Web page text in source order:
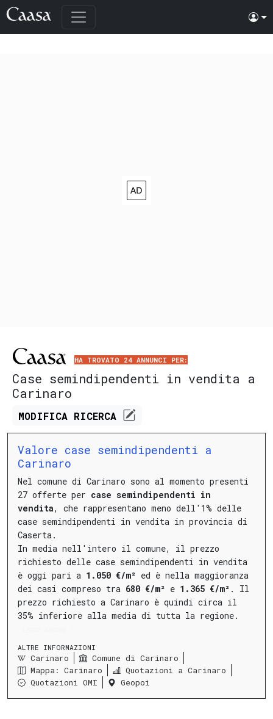
HA TROVATO 24 ANNUNCI PER:
Case semindipendenti in vendita a
Carinaro
MODIFICA RICERCA
Valore case semindipendenti a
Carinaro
Nel comune di Carinaro sono al momento presenti
27 offerte per case semindipendenti in
vendita, che rappresentano meno dell'1% delle
case semindipendenti in vendita in provincia di
Caserta.
In media nell'intero il comune, il prezzo
richiesto delle case semindipendenti in vendita
è oggi pari a 1.050 €/m² ed è nella maggioranza
dei casi compreso tra 680 €/m² e 1.365 €/m² . Il
prezzo richiesto a Carinaro è quindi circa il
35% inferiore alla media di tutta la regione.
ALTRE INFORMAZIONI
Carinaro
Comune di Carinaro
Mappa: Carinaro
Quotazioni a Carinaro
Quotazioni OMI
Geopoi